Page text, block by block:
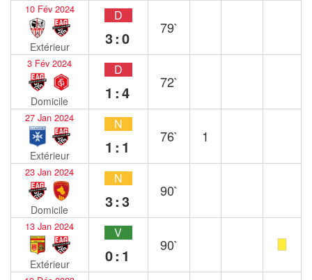
10 Fév 2024
Extérieur
D
3:0
79`
3 Fév 2024
Domicile
D
1:4
72`
27 Jan 2024
Extérieur
N
1:1
76` 1
23 Jan 2024
Domicile
N
3:3
90`
13 Jan 2024
Extérieur
V
0:1
90`